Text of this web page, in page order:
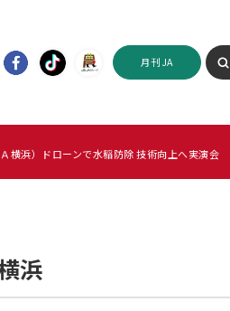
月刊JA
Ａ横浜）ドローンで水稲防除 技術向上へ実演会
浜